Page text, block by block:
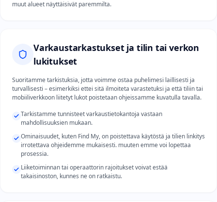
muut alueet näyttäisivät paremmilta.
Varkaustarkastukset ja tilin tai verkon
lukitukset
Suoritamme tarkistuksia, jotta voimme ostaa puhelimesi laillisesti ja
turvallisesti – esimerkiksi ettei sitä ilmoiteta varastetuksi ja että tiliin tai
mobiiliverkkoon liitetyt lukot poistetaan ohjeissamme kuvatulla tavalla.
Tarkistamme tunnisteet varkaustietokantoja vastaan
mahdollisuuksien mukaan.
Ominaisuudet, kuten Find My, on poistettava käytöstä ja tilien linkitys
irrotettava ohjeidemme mukaisesti. muuten emme voi lopettaa
prosessia.
Liiketoiminnan tai operaattorin rajoitukset voivat estää
takaisinoston, kunnes ne on ratkaistu.